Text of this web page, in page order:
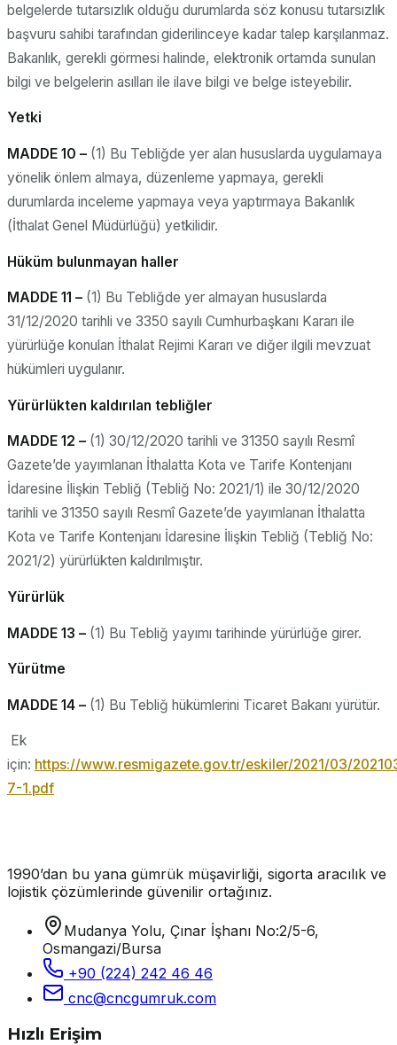
belgelerde tutarsızlık olduğu durumlarda söz konusu tutarsızlık
başvuru sahibi tarafından giderilinceye kadar talep karşılanmaz.
Bakanlık, gerekli görmesi halinde, elektronik ortamda sunulan
bilgi ve belgelerin asılları ile ilave bilgi ve belge isteyebilir.
Yetki
MADDE 10 – (1) Bu Tebliğde yer alan hususlarda uygulamaya
yönelik önlem almaya, düzenleme yapmaya, gerekli
durumlarda inceleme yapmaya veya yaptırmaya Bakanlık
(İthalat Genel Müdürlüğü) yetkilidir.
Hüküm bulunmayan haller
MADDE 11 – (1) Bu Tebliğde yer almayan hususlarda
31/12/2020 tarihli ve 3350 sayılı Cumhurbaşkanı Kararı ile
yürürlüğe konulan İthalat Rejimi Kararı ve diğer ilgili mevzuat
hükümleri uygulanır.
Yürürlükten kaldırılan tebliğler
MADDE 12 – (1) 30/12/2020 tarihli ve 31350 sayılı Resmî
Gazete’de yayımlanan İthalatta Kota ve Tarife Kontenjanı
İdaresine İlişkin Tebliğ (Tebliğ No: 2021/1) ile 30/12/2020
tarihli ve 31350 sayılı Resmî Gazete’de yayımlanan İthalatta
Kota ve Tarife Kontenjanı İdaresine İlişkin Tebliğ (Tebliğ No:
2021/2) yürürlükten kaldırılmıştır.
Yürürlük
MADDE 13 – (1) Bu Tebliğ yayımı tarihinde yürürlüğe girer.
Yürütme
MADDE 14 – (1) Bu Tebliğ hükümlerini Ticaret Bakanı yürütür.
Ek
için: https://www.resmigazete.gov.tr/eskiler/2021/03/
7-1.pdf
1990’dan bu yana gümrük müşavirliği, sigorta aracılık ve
lojistik çözümlerinde güvenilir ortağınız.
Mudanya Yolu, Çınar İşhanı No:2/5-6,
Osmangazi/Bursa
+90 (224) 242 46 46
cnc@cncgumruk.com
Hızlı Erişim